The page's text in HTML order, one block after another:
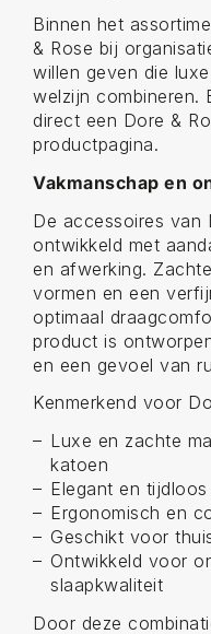
Binnen het
& Rose bij
willen geven die
welzijn combineren.
direct een Dore &
productpagina.
Vakmanschap en
De accessoires van
ontwikkeld met
en afwerking.
vormen en een
optimaal
product is
en een gevoel van
Kenmerkend voor
Luxe en zachte
katoen
Elegant en tijdloos
Ergonomisch en
Geschikt voor
Ontwikkeld voor
slaapkwaliteit
Door deze